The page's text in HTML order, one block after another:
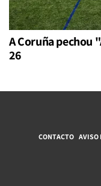
A Coruña pechou
26
CONTACTO AVISO